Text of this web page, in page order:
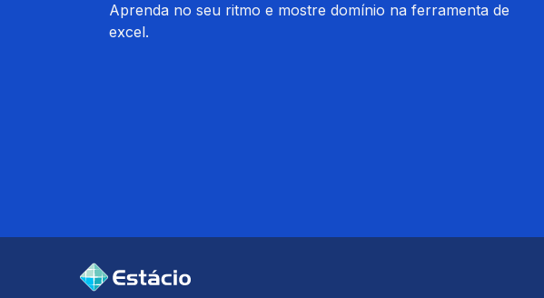
Aprenda no seu ritmo e mostre domínio na ferramenta de
excel.